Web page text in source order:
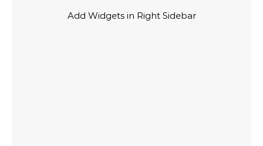
Add Widgets in Right Sidebar